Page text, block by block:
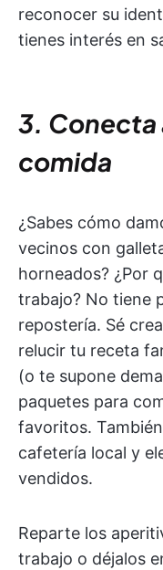
reconocer su
tienes interés en
3. Conecta
comida
¿Sabes cómo
vecinos con
horneados? ¿Por
trabajo? No tiene
repostería. Sé
relucir tu receta
(o te supone
paquetes para
favoritos.
cafetería local y
vendidos.
Reparte los
trabajo o déjalos